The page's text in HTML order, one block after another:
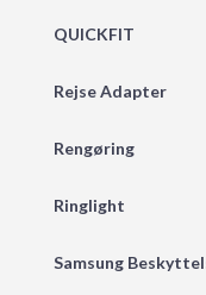
QUICKFIT
Rejse Adapter
Rengøring
Ringlight
Samsung